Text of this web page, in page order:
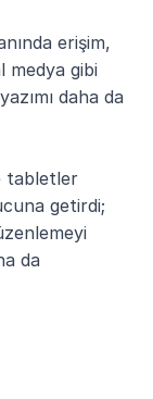
erişim,
medya gibi
daha da
tabletler
getirdi;
da